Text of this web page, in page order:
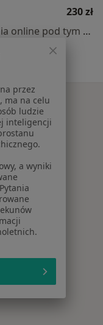
230 zł
Specjalista nie oferuje umawiania online pod tym adresem.
7
w Gdańsku
przez
ma na celu
ludzie
inteligencji
a wyniki